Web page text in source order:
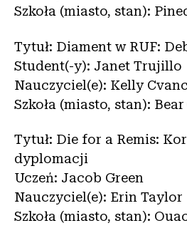
Szkoła (miasto, stan):
Tytuł: Diament w RUF:
Student(-y): Janet Trujillo
Nauczyciel(e): Kelly
Szkoła (miasto, stan):
Tytuł: Die for a Remis:
dyplomacji
Uczeń: Jacob Green
Nauczyciel(e): Erin Taylor
Szkoła (miasto, stan):